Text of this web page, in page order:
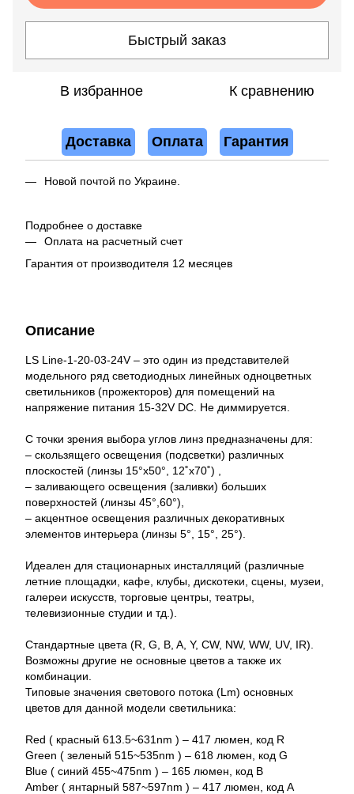
Быстрый заказ
В избранное К сравнению
Доставка Оплата Гарантия
Новой почтой по Украине.
Подробнее о доставке
Оплата на расчетный счет
Гарантия от производителя 12 месяцев
Описание
LS Line-1-20-03-24V – это один из представителей
модельного ряд светодиодных линейных одноцветных
светильников (прожекторов) для помещений на
напряжение питания 15-32V DC. Не диммируется.
С точки зрения выбора углов линз предназначены для:
– скользящего освещения (подсветки) различных
плоскостей (линзы 15°x50°, 12˚x70˚) ,
– заливающего освещения (заливки) больших
поверхностей (линзы 45°,60°),
– акцентное освещения различных декоративных
элементов интерьера (линзы 5°, 15°, 25°).
Идеален для стационарных инсталляций (различные
летние площадки, кафе, клубы, дискотеки, сцены, музеи,
галереи искусств, торговые центры, театры,
телевизионные студии и тд.).
Стандартные цвета (R, G, B, A, Y, CW, NW, WW, UV, IR).
Возможны другие не основные цветов а также их
комбинации.
Типовые значения светового потока (Lm) основных
цветов для данной модели светильника:
Red ( красный 613.5~631nm ) – 417 люмен, код R
Green ( зеленый 515~535nm ) – 618 люмен, код G
Blue ( синий 455~475nm ) – 165 люмен, код B
Amber ( янтарный 587~597nm ) – 417 люмен, код A